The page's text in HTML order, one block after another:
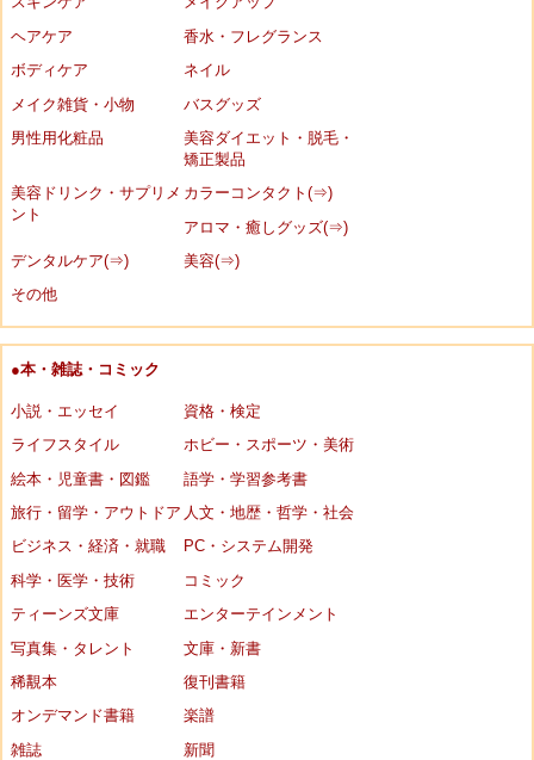
ヘアケア
香水・フレグランス
ボディケア
ネイル
メイク雑貨・小物
バスグッズ
男性用化粧品
美容ダイエット・脱毛・
矯正製品
美容ドリンク・サプリメ
ント
カラーコンタクト(⇒)
アロマ・癒しグッズ(⇒)
デンタルケア(⇒)
美容(⇒)
その他
●本・雑誌・コミック
小説・エッセイ
資格・検定
ライフスタイル
ホビー・スポーツ・美術
絵本・児童書・図鑑
語学・学習参考書
旅行・留学・アウトドア 人文・地歴・哲学・社会
ビジネス・経済・就職
PC・システム開発
科学・医学・技術
コミック
ティーンズ文庫
エンターテインメント
写真集・タレント
文庫・新書
稀覯本
復刊書籍
オンデマンド書籍
楽譜
雑誌
新聞